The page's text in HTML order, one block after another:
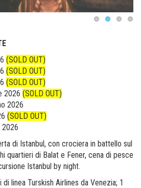
(SOLD OUT)
(SOLD OUT)
(SOLD OUT)
2026 (SOLD OUT)
2026
(SOLD OUT)
di Istanbul, con crociera in battello sul
quartieri di Balat e Fener, cena di pesce
Istanbul by night.
linea Turskish Airlines da Venezia; 1